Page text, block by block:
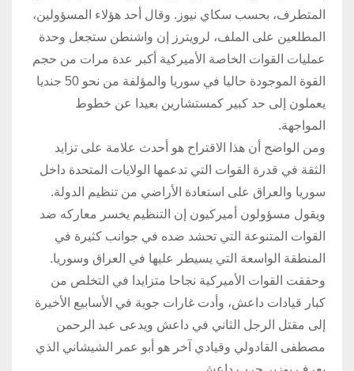
المتطرف، بحسب سكاي نيوز. وقال أحد هؤلاء المسؤولين،
المطلعين على الملف، لرويترز إن واشنطن ستجعل وحدة
عمليات القوات الخاصة الأميركية أكبر عدة مرات من حجم
القوة الموجودة حاليا في سوريا والمؤلفة من نحو 50 جنديا
يعملون إلى حد كبير كمستشارين بعيدا عن خطوط
المواجهة.
ومن الواضح أن هذا الاقتراح هو أحدث علامة على تزايد
الثقة في قدرة القوات التي تدعمها الولايات المتحدة داخل
سوريا والعراق على استعادة الأراضي من تنظيم الدولة.
ويقول مسؤولون أميركيون إن التنظيم يخسر معاركه ضد
القوات المتنوعة التي تحشد ضده في جوانب كثيرة في
المنطقة الواسعة التي يسيطر عليها في العراق وسوريا.
وحققت القوات الأميركية نجاحا متزايدا في التخلص من
كبار قيادات داعش، وأدت غارات جوية في الأسابيع الأخيرة
إلى مقتل الرجل الثاني في داعش ويدعى عبد الرحمن
مصطفى القادولي وقيادي آخر هو أبو عمر الشيشاني الذي